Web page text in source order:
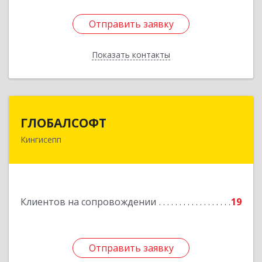
Отправить заявку
Показать контакты
Отправить заявку
Назад
ГЛОБАЛСОФТ
Кингисепп
Клиентов на сопровождении 19
Отправить заявку
188485, Ленинградская обл, Кингисеппский р-н,
Отправить заявку